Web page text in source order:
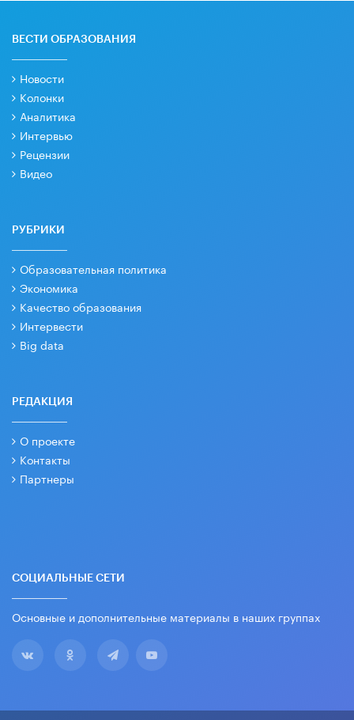
ВЕСТИ ОБРАЗОВАНИЯ
Новости
Колонки
Аналитика
Интервью
Рецензии
Видео
РУБРИКИ
Образовательная политика
Экономика
Качество образования
Интервести
Big data
РЕДАКЦИЯ
О проекте
Контакты
Партнеры
СОЦИАЛЬНЫЕ СЕТИ
Основные и дополнительные материалы в наших группах